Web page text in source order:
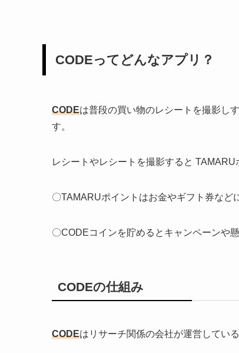
CODEってどんなアプリ？
CODEは普段の買い物のレシートを撮影し
す。
レシートやレシートを撮影すると TAMARU
〇TAMARUポイントはお金やギフト券など
〇CODEコインを貯めるとキャンペーンや
CODEの仕組み
CODEはリサーチ関係の会社が運営している